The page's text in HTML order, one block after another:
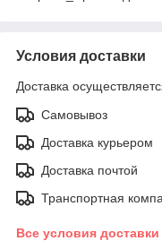
Условия доставки
Доставка
Самовывоз
Доставка курьером
Доставка почтой
Транспортная
Все условия доставки